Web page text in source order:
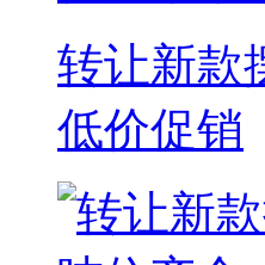
转让新款
低价促销